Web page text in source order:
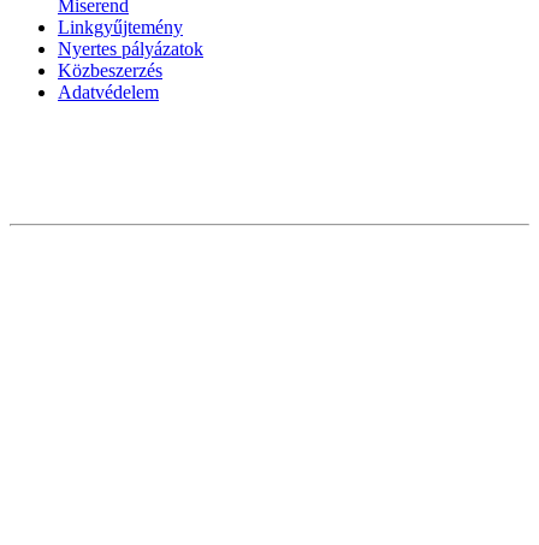
Miserend
Linkgyűjtemény
Nyertes pályázatok
Közbeszerzés
Adatvédelem